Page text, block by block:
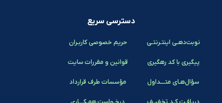
دسترسی سریع
نوبت‌دهـی اینتـرنتـی
پیگیری با کد رهگیری
سؤال‌هـای متـــداول
حریم خصوصی کاربـران
قوانین و مقررات سایت
مؤسسات طرف قرارداد